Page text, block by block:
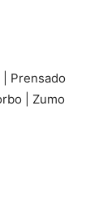
| Prensado
| Zumo